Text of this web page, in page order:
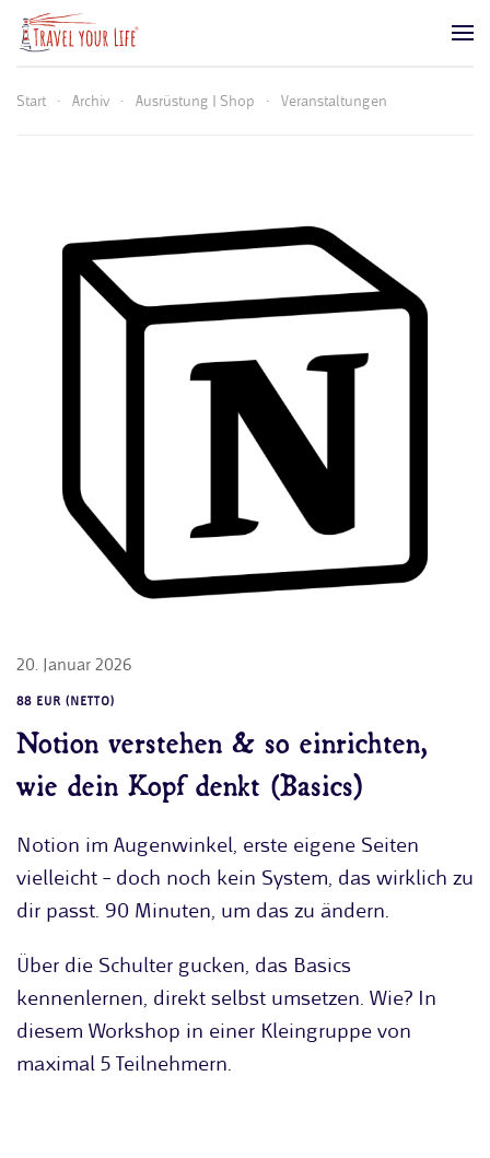
Start Archiv Ausrüstung | Shop Veranstaltungen
20. Januar 2026
88 EUR (NETTO)
Notion verstehen & so einrichten,
wie dein Kopf denkt (Basics)
Notion im Augenwinkel, erste eigene Seiten
vielleicht – doch noch kein System, das wirklich zu
dir passt. 90 Minuten, um das zu ändern.
Über die Schulter gucken, das Basics
kennenlernen, direkt selbst umsetzen. Wie? In
diesem Workshop in einer Kleingruppe von
maximal 5 Teilnehmern.